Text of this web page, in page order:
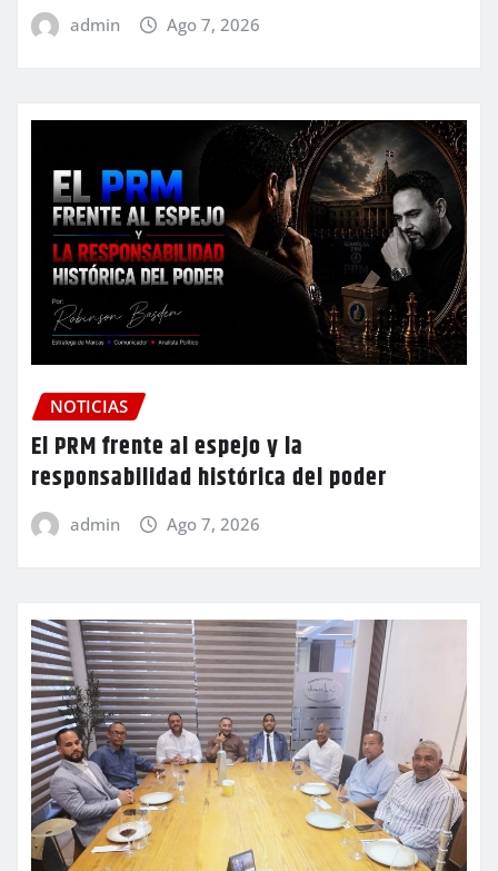
admin Ago 7, 2026
NOTICIAS
El PRM frente al espejo y la
responsabilidad histórica del poder
admin Ago 7, 2026